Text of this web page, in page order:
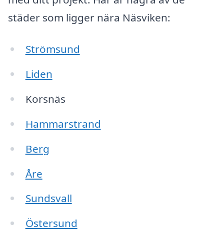
städer som ligger nära Näsviken:
Strömsund
Liden
Korsnäs
Hammarstrand
Berg
Åre
Sundsvall
Östersund